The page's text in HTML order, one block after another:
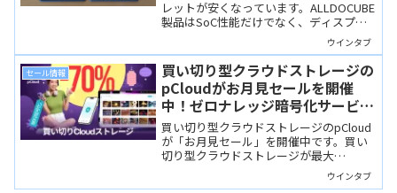
レットが安くなっています。ALLDOCUBE
製品はSoC性能だけでなく、ディスプレ
イ品質やスピーカー配置に優れていて、
おすすめです。この記事ではウインタブ
が直近レビューしたセール品を3機種ご紹
介します。
ウインタブ
セール情報
買い切り型クラウドストレージの
pCloudがお月見セールを開催
中！ゼロナレッジ暗号化サービス
付きで最大70%OFF
買い切り型クラウドストレージのpCloud
が「お月見セール」を開催中です。買い
切り型クラウドストレージが最大
70%OFF、今回はゼロナレッジ方式の暗
号化サービス「pCloud Encryption」もセ
ウインタブ